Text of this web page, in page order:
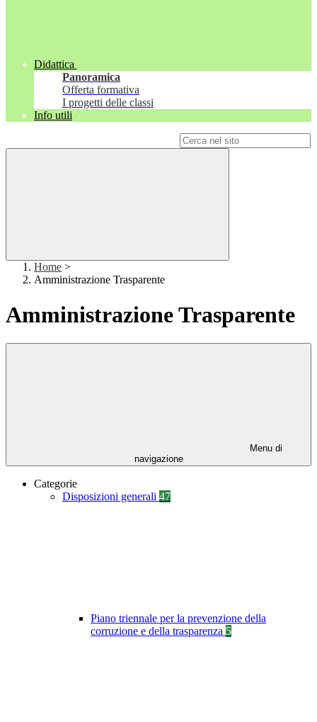
Didattica
Panoramica
Offerta formativa
I progetti delle classi
Info utili
Home >
Amministrazione Trasparente
Amministrazione Trasparente
Menu di
navigazione
Categorie
Disposizioni generali 47
Piano triennale per la prevenzione della
corruzione e della trasparenza 5